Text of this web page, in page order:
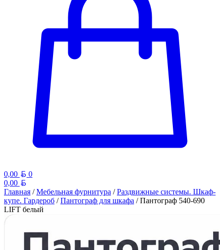
0,00 Белорусский рубль
0
0,00
Главная /Мебельная фурнитура /Раздвижные системы. Шкаф-
купе. Гардероб /Пантограф для шкафа / Пантограф 540-690
LIFT белый